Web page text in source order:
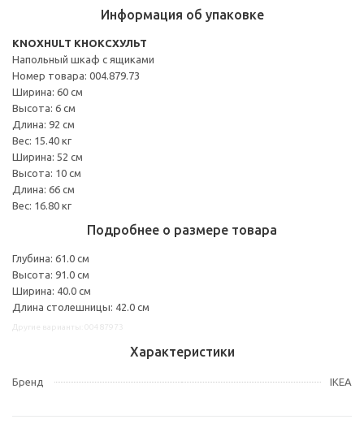
Информация об упаковке
KNOXHULT КНОКСХУЛЬТ
Напольный шкаф с ящиками
Номер товара: 004.879.73
Ширина: 60 см
Высота: 6 см
Длина: 92 см
Вес: 15.40 кг
Ширина: 52 см
Высота: 10 см
Длина: 66 см
Вес: 16.80 кг
Подробнее о размере товара
Глубина: 61.0 см
Высота: 91.0 см
Ширина: 40.0 см
Длина столешницы: 42.0 см
Характеристики
Бренд IKEA